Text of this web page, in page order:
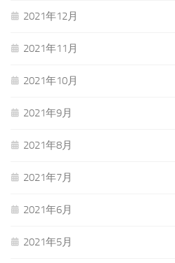
2021年12月
2021年11月
2021年10月
2021年9月
2021年8月
2021年7月
2021年6月
2021年5月